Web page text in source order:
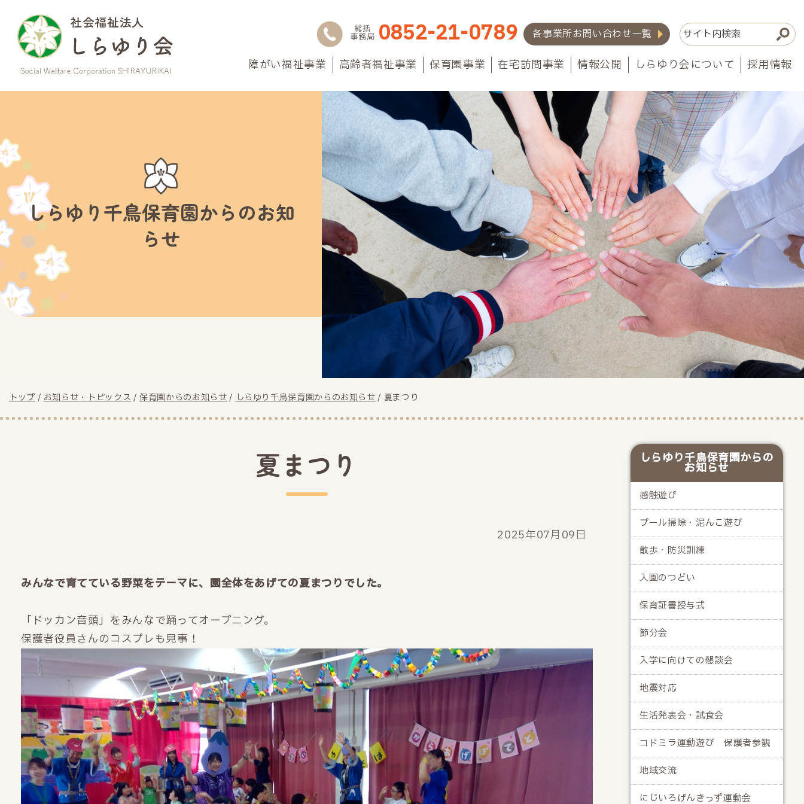
総括
事務局 0852-21-0789 各事業所お問い合わせ一覧
障がい福祉事業 高齢者福祉事業 保育園事業 在宅訪問事業 情報公開 しらゆり会について 採用情報
しらゆり千鳥保育園からのお知
らせ
現
トップ / お知らせ・トピックス /保育園からのお知らせ/ しらゆり千鳥保育園からのお知らせ/ 夏まつり
夏まつり
2025年07月09日
みんなで育てている野菜をテーマに、園全体をあげての夏まつりでした。
「ドッカン音頭」をみんなで踊ってオープニング。
保護者役員さんのコスプレも見事！
しらゆり千鳥保育園からの
お知らせ
感触遊び
プール掃除・泥んこ遊び
散歩・防災訓練
入園のつどい
保育証書授与式
節分会
入学に向けての懇談会
地震対応
生活発表会・試食会
コドミラ運動遊び 保護者参観
地域交流
にじいろげんきっず運動会